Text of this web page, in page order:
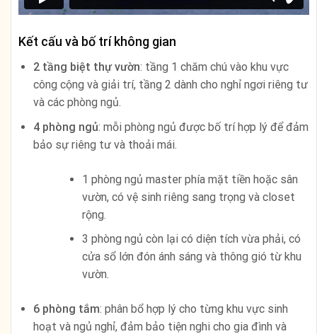
Kết cấu và bố trí không gian
2 tầng biệt thự vườn: tầng 1 chăm chú vào khu vực
công cộng và giải trí, tầng 2 dành cho nghỉ ngơi riêng tư
và các phòng ngủ.
4 phòng ngủ: mỗi phòng ngủ được bố trí hợp lý để đảm
bảo sự riêng tư và thoải mái.
1 phòng ngủ master phía mặt tiền hoặc sân
vườn, có vệ sinh riêng sang trọng và closet
rộng.
3 phòng ngủ còn lại có diện tích vừa phải, có
cửa sổ lớn đón ánh sáng và thông gió từ khu
vườn.
6 phòng tắm: phân bổ hợp lý cho từng khu vực sinh
hoạt và ngủ nghỉ, đảm bảo tiện nghi cho gia đình và